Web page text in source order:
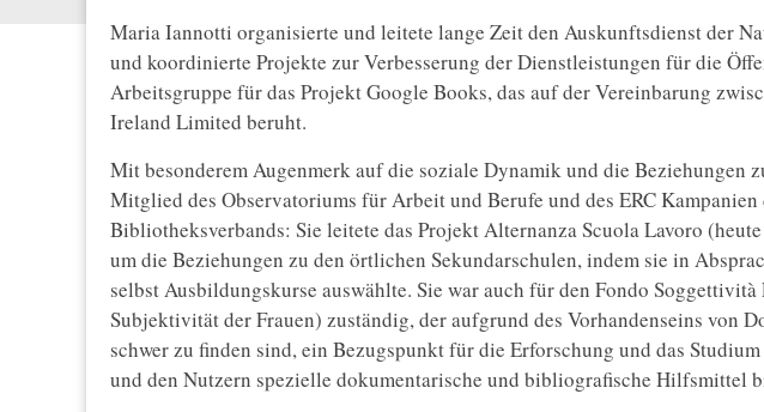
Maria Iannotti organisierte und leitete lange Zeit den Auskunftsdienst der
und koordinierte Projekte zur Verbesserung der Dienstleistungen für die
Arbeitsgruppe für das Projekt Google Books, das auf der Vereinbarung
Ireland Limited beruht.
Mit besonderem Augenmerk auf die soziale Dynamik und die Beziehungen
Mitglied des Observatoriums für Arbeit und Berufe und des ERC
Bibliotheksverbands: Sie leitete das Projekt Alternanza Scuola Lavoro
um die Beziehungen zu den örtlichen Sekundarschulen, indem sie in
selbst Ausbildungskurse auswählte. Sie war auch für den Fondo
Subjektivität der Frauen) zuständig, der aufgrund des Vorhandenseins von
schwer zu finden sind, ein Bezugspunkt für die Erforschung und das
und den Nutzern spezielle dokumentarische und bibliografische Hilfsmittel